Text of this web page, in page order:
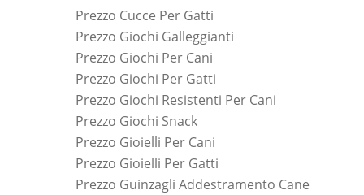
Prezzo Cucce Per Gatti
Prezzo Giochi Galleggianti
Prezzo Giochi Per Cani
Prezzo Giochi Per Gatti
Prezzo Giochi Resistenti Per Cani
Prezzo Giochi Snack
Prezzo Gioielli Per Cani
Prezzo Gioielli Per Gatti
Prezzo Guinzagli Addestramento Cane